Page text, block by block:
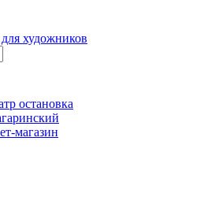
остановка
магазин